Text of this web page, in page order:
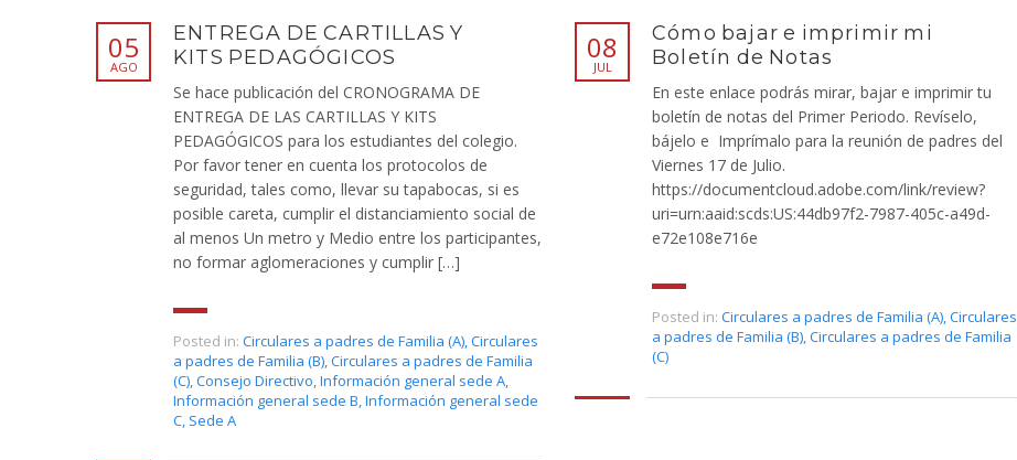
05
AGO
ENTREGA DE CARTILLAS Y
KITS PEDAGÓGICOS
Se hace publicación del CRONOGRAMA DE
ENTREGA DE LAS CARTILLAS Y KITS
PEDAGÓGICOS para los estudiantes del colegio.
Por favor tener en cuenta los protocolos de
seguridad, tales como, llevar su tapabocas, si es
posible careta, cumplir el distanciamiento social de
al menos Un metro y Medio entre los participantes,
no formar aglomeraciones y cumplir […]
Posted in: Circulares a padres de Familia (A),Circulares
a padres de Familia (B),Circulares a padres de Familia
(C),Consejo Directivo,Información general sede A,
Información general sede B,Información general sede
C, Sede A
08
JUL
Cómo bajar e imprimir mi
Boletín de Notas
En este enlace podrás mirar, bajar e imprimir tu
boletín de notas del Primer Periodo. Revíselo,
bájelo e Imprímalo para la reunión de padres del
Viernes 17 de Julio.
https://documentcloud.adobe.com/link/review?
uri=urn:aaid:scds:US:44db97f2-7987-405c-a49d-
e72e108e716e
Posted in: Circulares a padres de Familia (A),Circulares
a padres de Familia (B),Circulares a padres de Familia
(C)